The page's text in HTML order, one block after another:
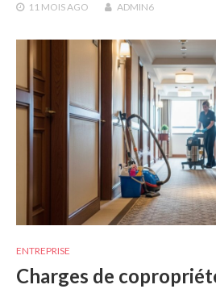
11 MOISAGO ADMIN6
ENTREPRISE
Charges de